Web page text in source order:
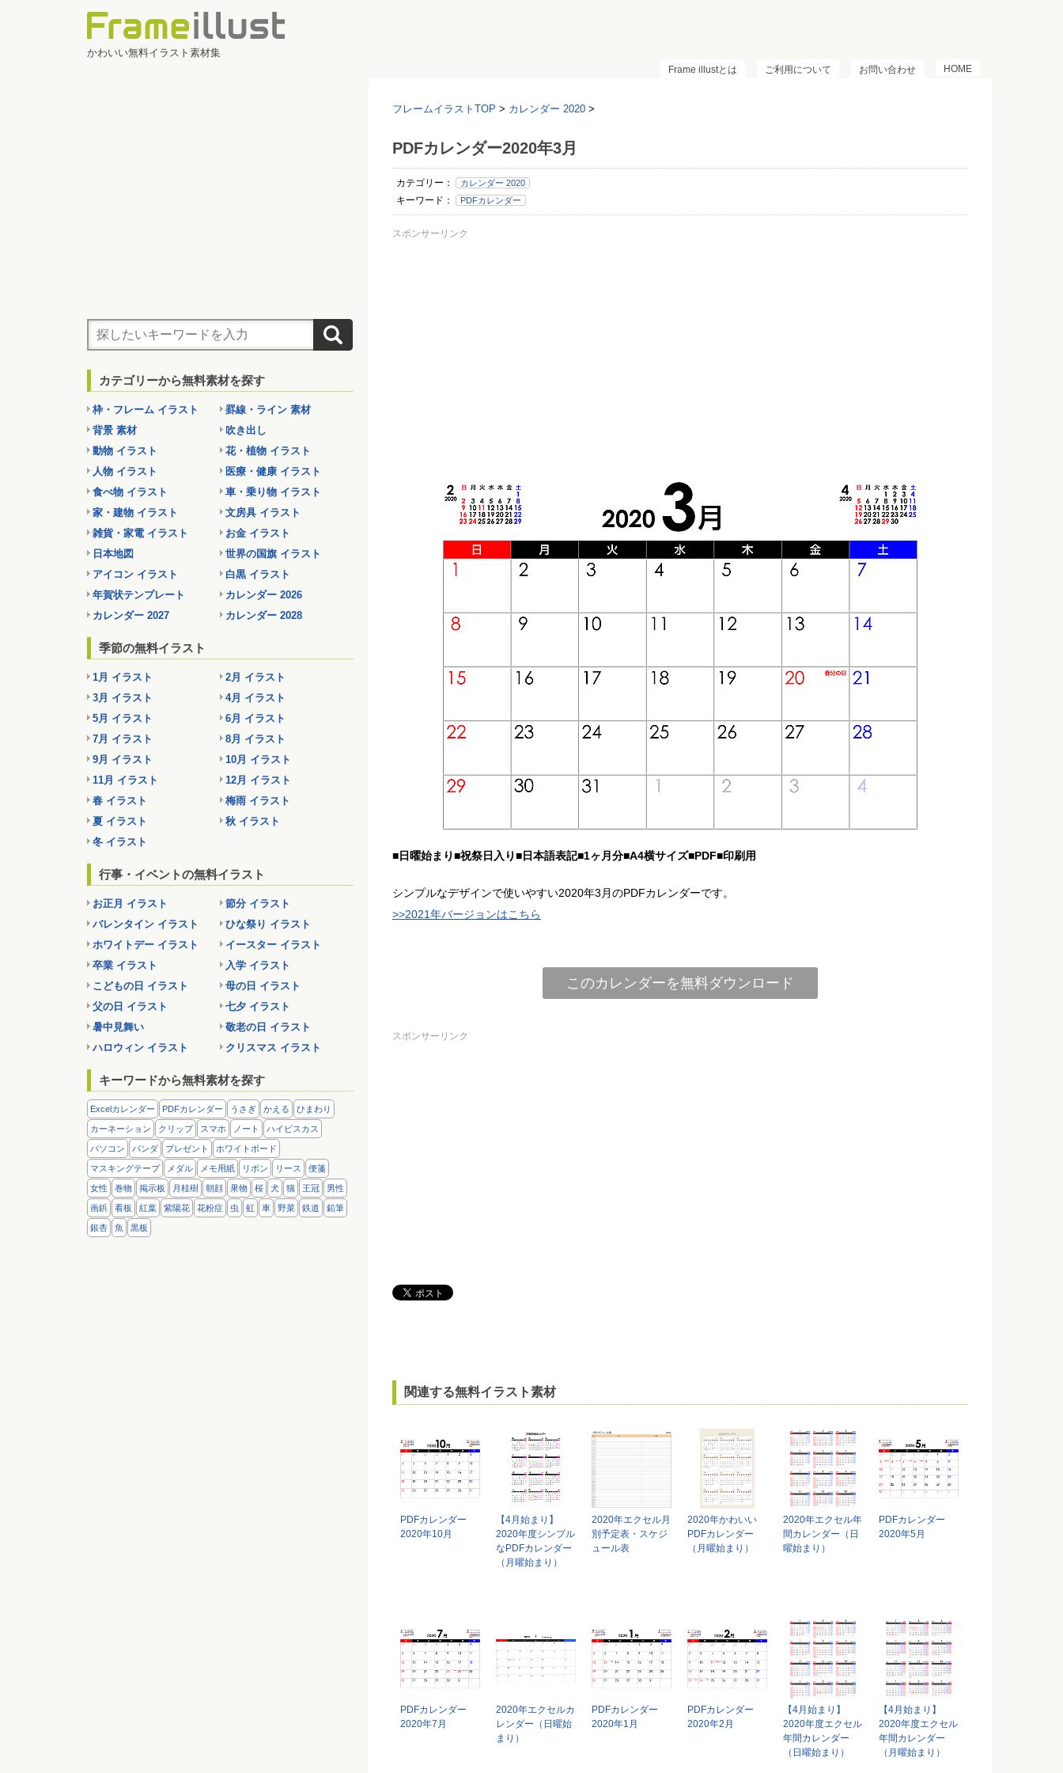
かわいい無料イラスト素材集
HOME
お問い合わせ
ご利用について
Frame illustとは
フレームイラストTOP > カレンダー 2020 >
PDFカレンダー2020年3月
カテゴリー： カレンダー 2020
キーワード： PDFカレンダー
スポンサーリンク
■日曜始まり■祝祭日入り■日本語表記■1ヶ月分■A4横サイズ■PDF■印刷用
シンプルなデザインで使いやすい2020年3月のPDFカレンダーです。
>>2021年バージョンはこちら
このカレンダーを無料ダウンロード
スポンサーリンク
関連する無料イラスト素材
PDFカレンダー
2020年10月
【4月始まり】
2020年度シンプル
なPDFカレンダー
（月曜始まり）
2020年エクセル月
別予定表・スケジ
ュール表
2020年かわいい
PDFカレンダー
（月曜始まり）
2020年エクセル年
間カレンダー（日
曜始まり）
PDFカレンダー
2020年5月
PDFカレンダー
2020年7月
2020年エクセルカ
レンダー（日曜始
まり）
PDFカレンダー
2020年1月
PDFカレンダー
2020年2月
【4月始まり】
2020年度エクセル
年間カレンダー
（日曜始まり）
【4月始まり】
2020年度エクセル
年間カレンダー
（月曜始まり）
カテゴリーから無料素材を探す
枠・フレーム イラスト
罫線・ライン 素材
背景 素材
吹き出し
動物 イラスト
花・植物 イラスト
人物 イラスト
医療・健康 イラスト
食べ物 イラスト
車・乗り物 イラスト
家・建物 イラスト
文房具 イラスト
雑貨・家電 イラスト
お金 イラスト
日本地図
世界の国旗 イラスト
アイコン イラスト
白黒 イラスト
年賀状テンプレート
カレンダー 2026
カレンダー 2027
カレンダー 2028
季節の無料イラスト
1月 イラスト
2月 イラスト
3月 イラスト
4月 イラスト
5月 イラスト
6月 イラスト
7月 イラスト
8月 イラスト
9月 イラスト
10月 イラスト
11月 イラスト
12月 イラスト
春 イラスト
梅雨 イラスト
夏 イラスト
秋 イラスト
冬 イラスト
行事・イベントの無料イラスト
お正月 イラスト
節分 イラスト
バレンタイン イラスト
ひな祭り イラスト
ホワイトデー イラスト
イースター イラスト
卒業 イラスト
入学 イラスト
こどもの日 イラスト
母の日 イラスト
父の日 イラスト
七夕 イラスト
暑中見舞い
敬老の日 イラスト
ハロウィン イラスト
クリスマス イラスト
キーワードから無料素材を探す
Excelカレンダー PDFカレンダー うさぎ かえる ひまわり
カーネーション クリップ スマホ ノート ハイビスカス
パソコン パンダ プレゼント ホワイトボード
マスキングテープ メダル メモ用紙 リボン リース 便箋
女性 巻物 掲示板 月桂樹 朝顔 果物 桜 犬 猫 王冠 男性
画鋲 看板 紅葉 紫陽花 花粉症 虫 虹 車 野菜 鉄道 鉛筆
銀杏 魚 黒板